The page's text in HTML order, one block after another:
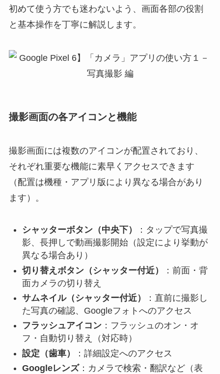
初めて使う方でも迷わないよう、画面各部の役割
と基本操作を丁寧に解説します。
撮影画面の各アイコンと機能
撮影画面には複数のアイコンが配置されており、
それぞれ重要な機能に素早くアクセスできます
（配置は機種・アプリ版により異なる場合があり
ます）。
シャッターボタン（中央下）
：タップで写真撮
影、長押しで動画撮影開始（設定により挙動が
異なる場合あり）
切り替えボタン（シャッター付近）
：前面・背
面カメラの切り替え
サムネイル（シャッター付近）
：直前に撮影し
た写真の確認、Googleフォトへのアクセス
フラッシュアイコン：フラッシュのオン・オ
フ・自動切り替え（対応時）
設定（歯車）
：詳細設定へのアクセス
Googleレンズ：カメラで検索・翻訳など（表